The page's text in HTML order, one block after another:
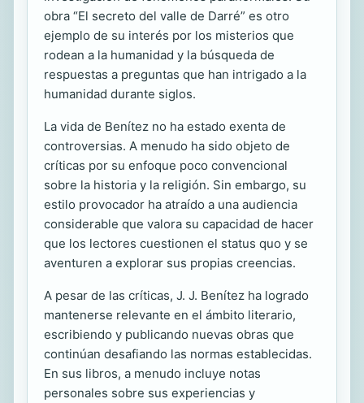
obra “El secreto del valle de Darré” es otro
ejemplo de su interés por los misterios que
rodean a la humanidad y la búsqueda de
respuestas a preguntas que han intrigado a la
humanidad durante siglos.
La vida de Benítez no ha estado exenta de
controversias. A menudo ha sido objeto de
críticas por su enfoque poco convencional
sobre la historia y la religión. Sin embargo, su
estilo provocador ha atraído a una audiencia
considerable que valora su capacidad de hacer
que los lectores cuestionen el status quo y se
aventuren a explorar sus propias creencias.
A pesar de las críticas, J. J. Benítez ha logrado
mantenerse relevante en el ámbito literario,
escribiendo y publicando nuevas obras que
continúan desafiando las normas establecidas.
En sus libros, a menudo incluye notas
personales sobre sus experiencias y